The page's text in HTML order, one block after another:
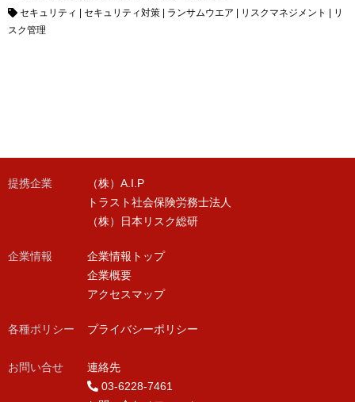
セキュリティ セキュリティ対策 ランサムウエア リスクマネジメント
リ
スク管理
提携企業
（株）A.I.P
トラスト社会保険労務士法人
（株）日本リスク総研
企業情報
企業情報トップ
企業概要
アクセスマップ
各種ポリシー
お問い合せ
プライバシーポリシー
連絡先
03-6228-7461